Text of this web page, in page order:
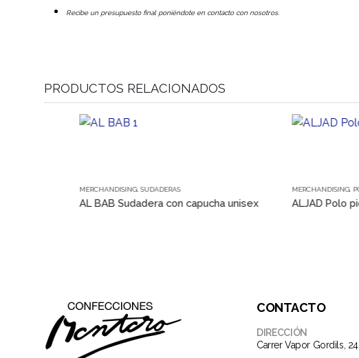
Recibe un presupuesto final poniéndote en contacto con nosotros.
PRODUCTOS RELACIONADOS
Este producto tiene múltiples variantes. Las opciones se pueden elegir en la página de producto
MERCHANDISING,SUDADERAS
AL BAB Sudadera con capucha unisex
Este producto tiene múltiples variantes. Las opciones se pueden elegir en la página de producto
MERCHANDISING,POLOS
ALJAD Polo piqué
CONTACTO
DIRECCIÓN
Carrer Vapor Gordils,